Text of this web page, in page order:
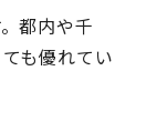
都内や千
も優れてい